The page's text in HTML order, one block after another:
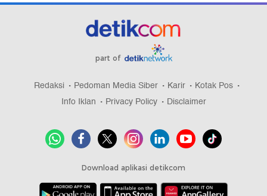
part of
Redaksi Pedoman Media Siber Karir
Kotak Pos
Info Iklan
Privacy Policy Disclaimer
Download aplikasi detikcom